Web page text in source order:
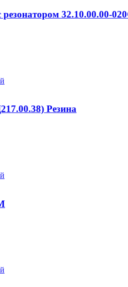
32.10.00.00-
Резина